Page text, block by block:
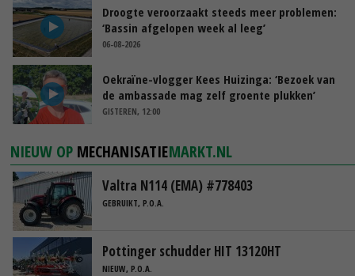
Droogte veroorzaakt steeds meer problemen:
‘Bassin afgelopen week al leeg’
06-08-2026
Oekraïne-vlogger Kees Huizinga: ‘Bezoek van
de ambassade mag zelf groente plukken’
GISTEREN, 12:00
NIEUW OP MECHANISATIEMARKT.NL
Valtra N114 (EMA) #778403
GEBRUIKT, P.O.A.
Pottinger schudder HIT 13120HT
NIEUW, P.O.A.